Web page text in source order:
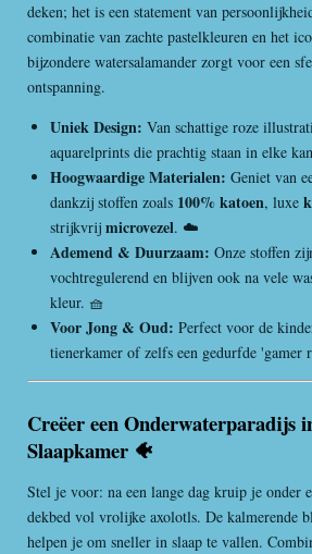
deken; het is een statement van
combinatie van zachte pastelkleuren en het
bijzondere watersalamander zorgt voor een
ontspanning.
Uniek Design: Van schattige roze
aquarelprints die prachtig staan in elke
Hoogwaardige Materialen: Geniet van
dankzij stoffen zoals 100% katoen, luxe
strijkvrij microvezel. ☁️
Ademend & Duurzaam: Onze stoffen
vochtregulerend en blijven ook na vele
kleur. 🧺
Voor Jong & Oud: Perfect voor de
tienerkamer of zelfs een gedurfde 'gamer
Creëer een Onderwaterparadijs
Slaapkamer 🐠
Stel je voor: na een lange dag kruip je onder
dekbed vol vrolijke axolotls. De kalmerende
helpen je om sneller in slaap te vallen.